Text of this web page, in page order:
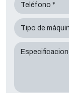
Teléfono *
Tipo de